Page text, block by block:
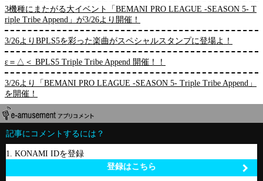
3機種にまたがる大イベント「BEMANI PRO LEAGUE -SEASON 5- T
riple Tribe Append」が3/26より開催！
3/26よりBPLS5を彩った楽曲がスペシャルスタンプに登場よ！
ε＝△＜ BPLS5 Triple Tribe Append 開催！！
3/26より「BEMANI PRO LEAGUE -SEASON 5- Triple Tribe Append」
を開催！
記事にコメントするには？
1. KONAMI IDを登録
登録はこちら